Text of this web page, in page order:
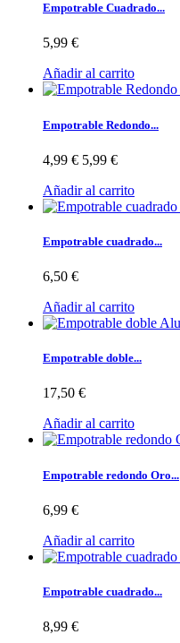
Empotrable Cuadrado...
5,99 €
Añadir al carrito
Empotrable Redondo...
4,99 € 5,99 €
Añadir al carrito
Empotrable cuadrado...
6,50 €
Añadir al carrito
Empotrable doble...
17,50 €
Añadir al carrito
Empotrable redondo Oro...
6,99 €
Añadir al carrito
Empotrable cuadrado...
8,99 €